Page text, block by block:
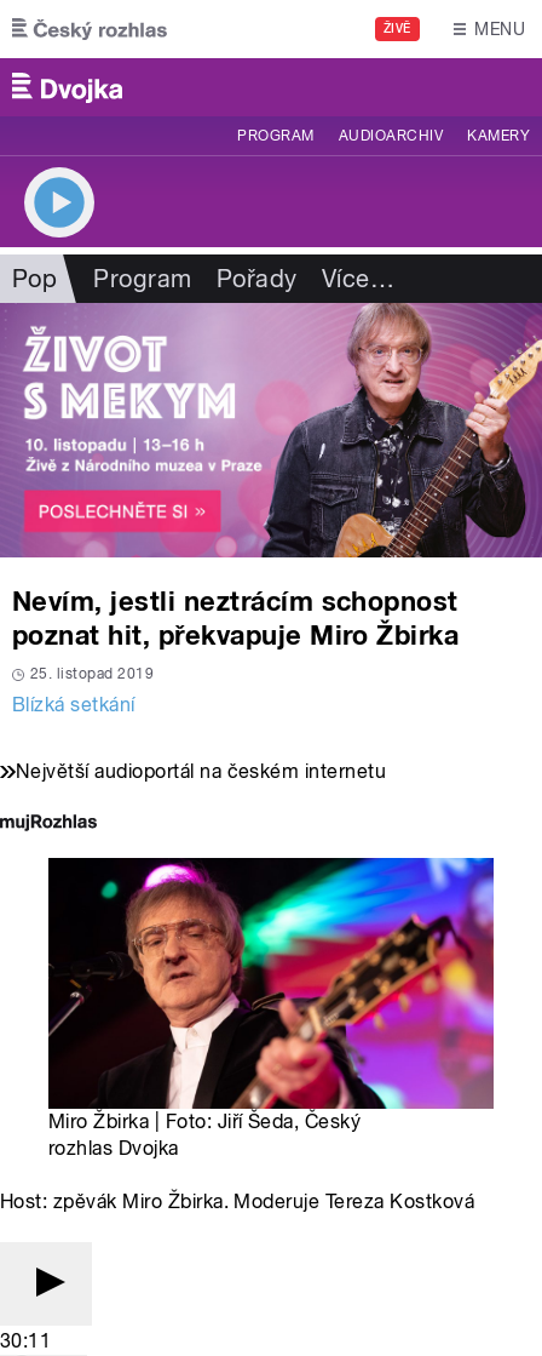
Přejít k hlavnímu obsahu
ŽIVĚ MENU
PROGRAM AUDIOARCHIV KAMERY
Pop Program Pořady Více…
Nevím, jestli neztrácím schopnost
poznat hit, překvapuje Miro Žbirka
25. listopad 2019
Blízká setkání
Největší audioportál na českém internetu
Miro Žbirka | Foto: Jiří Šeda, Český
rozhlas Dvojka
Host: zpěvák Miro Žbirka. Moderuje Tereza Kostková
30:11